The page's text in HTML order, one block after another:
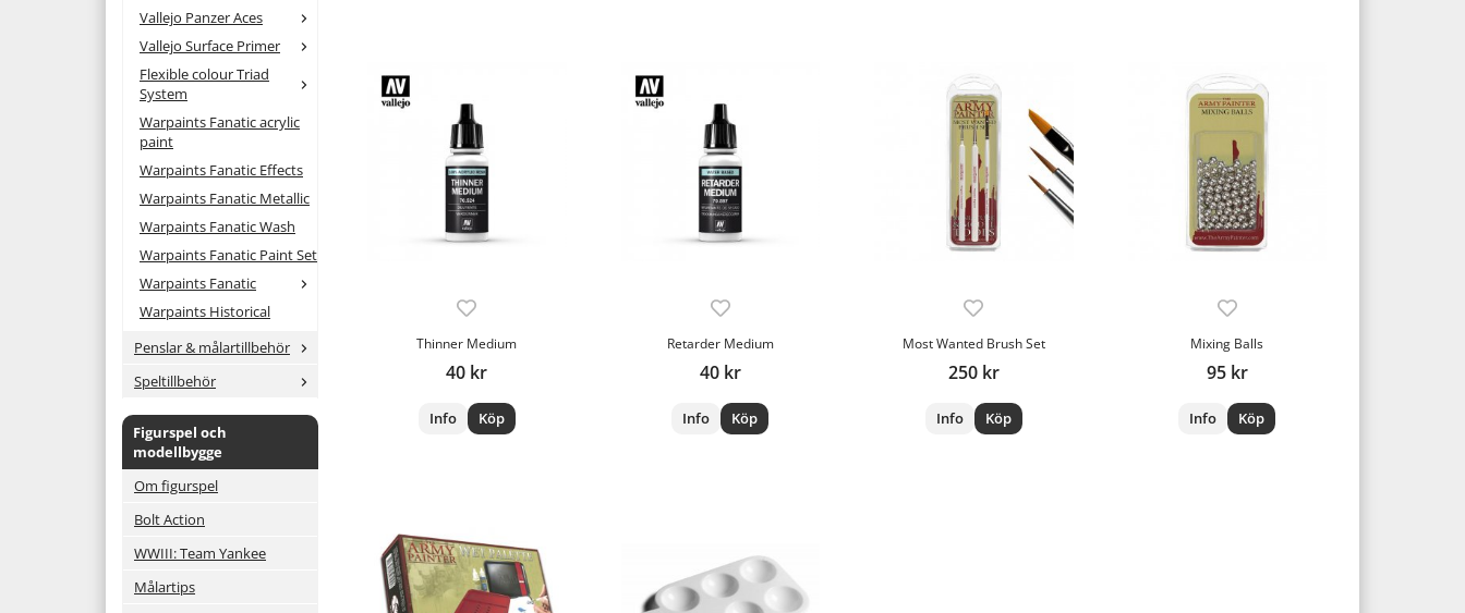
Vallejo Panzer Aces
Vallejo Surface Primer
Flexible colour Triad
System
Warpaints Fanatic acrylic
paint
Warpaints Fanatic Effects
Warpaints Fanatic Metallic
Warpaints Fanatic Wash
Warpaints Fanatic Paint Set
Warpaints Fanatic
Warpaints Historical
Penslar & målartillbehör
Speltillbehör
Figurspel och
modellbygge
Om figurspel
Bolt Action
WWIII: Team Yankee
Målartips
Thinner Medium
40 kr
Info Köp
Retarder Medium
40 kr
Info Köp
Most Wanted Brush Set
250 kr
Info Köp
Mixing Balls
95 kr
Info Köp